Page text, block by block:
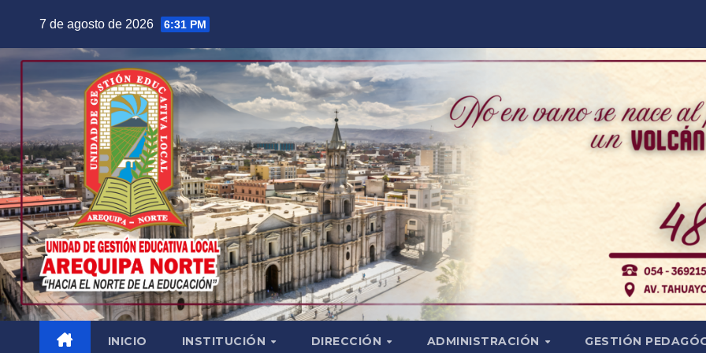
contenido
7 de agosto de 2026 6:31 PM
INICIO INSTITUCIÓN DIRECCIÓN ADMINISTRACIÓN GESTIÓN